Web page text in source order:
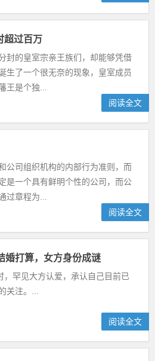
超过百万
封的皇室宗亲王族们，却能够凭借
生了一个很无奈的现象，皇室成员
王是个独...
阅读全文
公司组织机构的内部行为准则，而
是一个具有鲜明个性的公司，而公
过章程为...
阅读全文
婚打算，女方身份成谜
，罕见大方认爱，承认自己目前已
关注。...
阅读全文